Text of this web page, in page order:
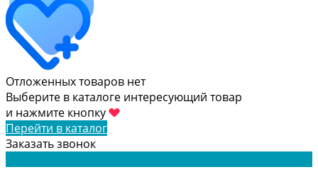
Отложенных товаров нет
Выберите в каталоге интересующий товар
и нажмите кнопку
Перейти в каталог
Заказать звонок